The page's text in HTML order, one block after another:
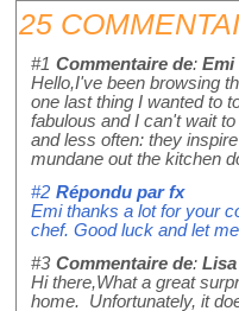
25
#1 Commentaire de: Emi
Hello,I've been browsing
one last thing I wanted to
fabulous and I can't wait
and less often: they
mundane out the kitchen
#2 Répondu parfx
Emi thanks a lot for your
chef. Good luck and let
#3 Commentaire de: Lisa
Hi there,What a great
home. Unfortunately, it